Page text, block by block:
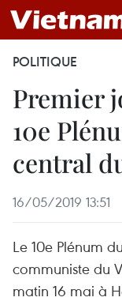
POLITIQUE
Premier
10e
central
16/05/2019 13:51
Le 10e Plénum
communiste du
matin 16 mai à